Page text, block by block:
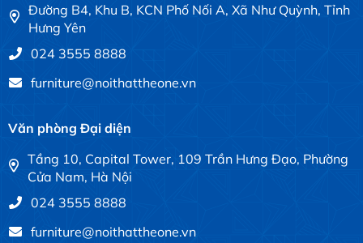
Đường B4, Khu B, KCN Phố Nối A, Xã Như Quỳnh, Tỉnh
Hưng Yên
024 3555 8888
furniture@noithattheone.vn
Văn phòng Đại diện
Tầng 10, Capital Tower, 109 Trần Hưng Đạo, Phường
Cửa Nam, Hà Nội
024 3555 8888
furniture@noithattheone.vn